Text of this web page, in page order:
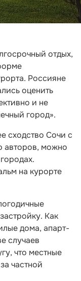
отдых,
Россияне
оценить
и не
город».
сходство Сочи с
авторов, можно
на курорте
Как
дома, апарт-
случаев
что местные
частной